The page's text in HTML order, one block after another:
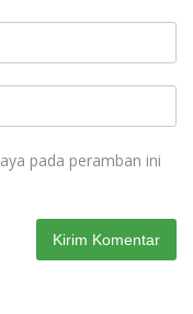
pada peramban ini